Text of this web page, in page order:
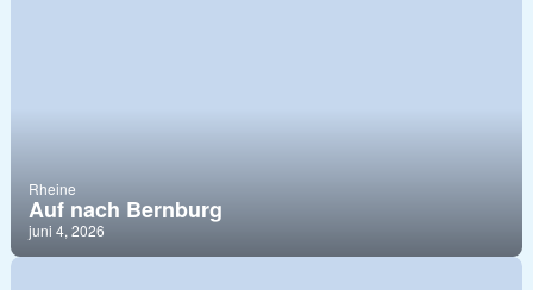
Rheine
Auf nach Bernburg
juni 4, 2026